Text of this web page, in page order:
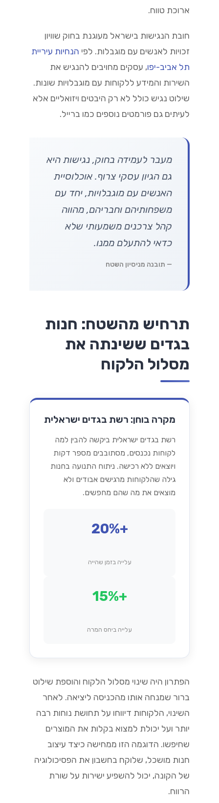
ארוכת טווח.
חובת הנגישות בישראל מעוגנת בחוק שוויון
זכויות לאנשים עם מוגבלות. לפי הנחיות עיריית
תל אביב-יפו, עסקים מחויבים להנגיש את
השירות והמידע ללקוחות עם מוגבלויות שונות.
שילוט נגיש כולל לא רק היבטים ויזואליים אלא
לעיתים גם פורמטים נוספים כמו ברייל.
מעבר לעמידה בחוק, נגישות היא
גם הגיון עסקי צרוף. אוכלוסיית
האנשים עם מוגבלויות, יחד עם
משפחותיהם וחבריהם, מהווה
קהל צרכנים משמעותי שלא
כדאי להתעלם ממנו.
— תובנה מניסיון השטח
תרחיש מהשטח: חנות
בגדים ששינתה את
מסלול הלקוח
מקרה בוחן: רשת בגדים ישראלית
רשת בגדים ישראלית ביקשה להבין למה
לקוחות נכנסים, מסתובבים מספר דקות
ויוצאים ללא רכישה. ניתוח התנועה בחנות
גילה שהלקוחות מרגישים אבודים ולא
מוצאים את מה שהם מחפשים.
+20%
עלייה בזמן שהייה
+15%
עלייה ביחס המרה
הפתרון היה שינוי מסלול הלקוח והוספת שילוט
ברור שמנחה אותו מהכניסה ליציאה. לאחר
השינוי, הלקוחות דיווחו על תחושת נוחות רבה
יותר ועל יכולת למצוא בקלות את המוצרים
שחיפשו. הדוגמה הזו ממחישה כיצד עיצוב
חנות מושכל, שלוקח בחשבון את הפסיכולוגיה
של הקונה, יכול להשפיע ישירות על שורת
הרווח.